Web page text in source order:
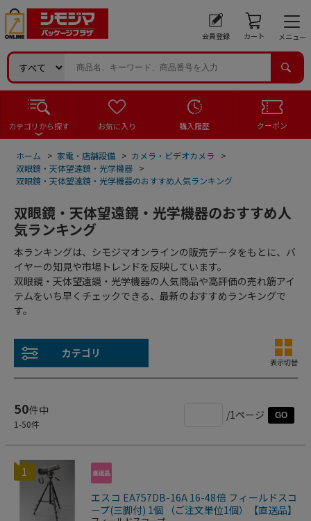
会員登録 カート メニュー
カテゴリから探す お気に入り 購入履歴 クーポン
ホーム > 家電・店舗設備 > カメラ・ビデオカメラ
>
双眼鏡・天体望遠鏡・光学機器 >
双眼鏡・天体望遠鏡・光学機器のおすすめ人気ランキング
双眼鏡・天体望遠鏡・光学機器のおすすめ人
気ランキング
本ランキングは、シモジマオンラインの販売データをもとに、バ
イヤーの知見や市場トレンドを反映しています。
双眼鏡・天体望遠鏡・光学機器の人気商品や高評価の売れ筋アイ
テムをいち早くチェックできる、最新のおすすめランキングで
す。
カテゴリ
表示切替
50件中
1-50件
/1ページ GO
1
エスコ EA757DB-16A 16-48倍 フィールドスコ
ープ(三脚付) 1個 （ご注文単位1個）【直送品】